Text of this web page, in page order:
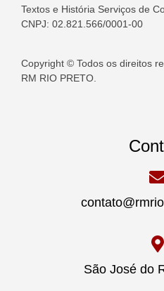
Textos e História Serviços de
CNPJ: 02.821.566/0001-00
Copyright © Todos os direitos
RM RIO PRETO.
São José do